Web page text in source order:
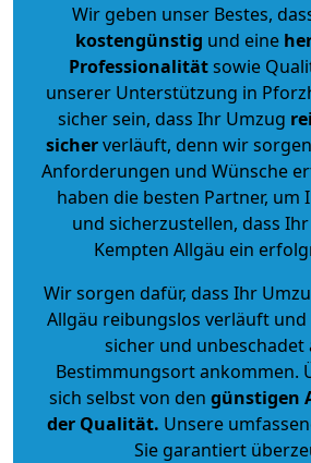
Wir geben unser Bestes,
kostengünstig und eine
Professionalitätsowie
unserer Unterstützung in
sicher sein, dass Ihr Umzug
sicherverläuft, denn wir
Anforderungen und Wünsche
haben die besten Partner, um
und sicherzustellen, dass
Kempten Allgäu ein
Wir sorgen dafür, dass Ihr
Allgäu reibungslos verläuft und
sicher und unbeschadet
Bestimmungsort ankommen.
sich selbst von den günstigen
der Qualität. Unsere
Sie garantiert